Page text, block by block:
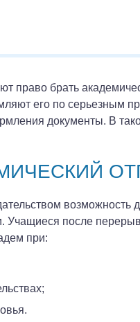
право брать
его по серьезным
документы. В
возможность
Учащиеся после
при: